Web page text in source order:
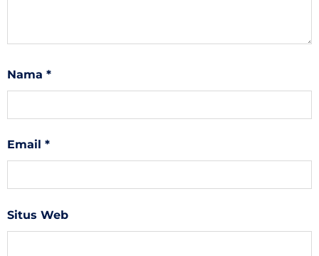
Nama *
Email *
Situs Web